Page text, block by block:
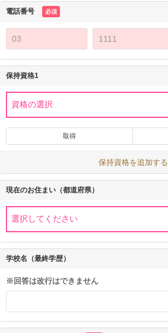
電話番号 必須
保持資格1
取得
保持資格を追加する
現在のお住まい（都道府県）
学校名（最終学歴）
※回答は改行はできません